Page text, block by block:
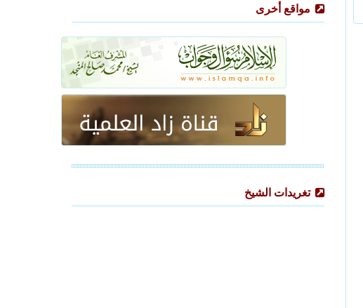
مواقع أخرى
تغريدات الشيخ